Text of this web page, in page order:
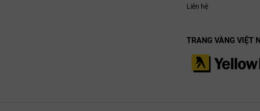
Liên hệ
TRANG VÀNG VIỆT